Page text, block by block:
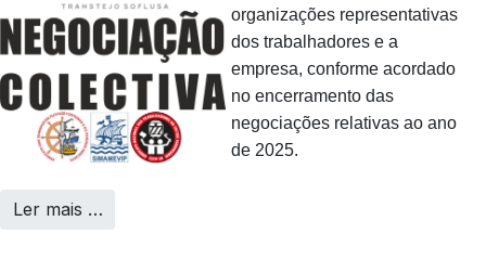
organizações representativas
dos trabalhadores e a
empresa, conforme acordado
no encerramento das
negociações relativas ao ano
de 2025.
Ler mais …